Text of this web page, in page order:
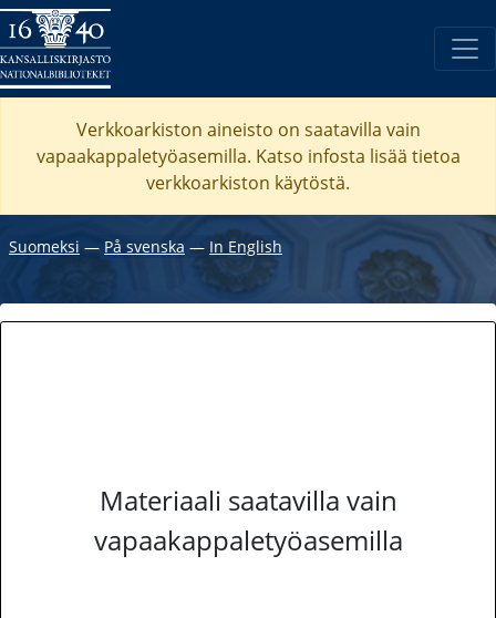
Verkkoarkiston aineisto on saatavilla vain
vapaakappaletyöasemilla. Katso infosta lisää tietoa
verkkoarkiston käytöstä.
Suomeksi ― På svenska ― In English
Materiaali saatavilla vain
vapaakappaletyöasemilla